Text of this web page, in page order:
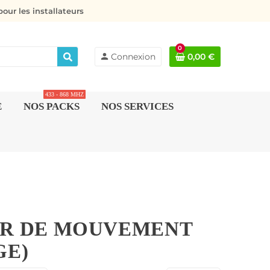
les installateurs
person Connexion
0
0,00 €
NOS PACKS
433 - 868 MHZ
NOS SERVICES
DE MOUVEMENT